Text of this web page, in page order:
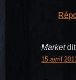
Market
15 avril